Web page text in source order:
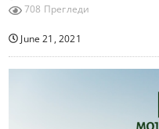
708 Прегледи
June 21, 2021